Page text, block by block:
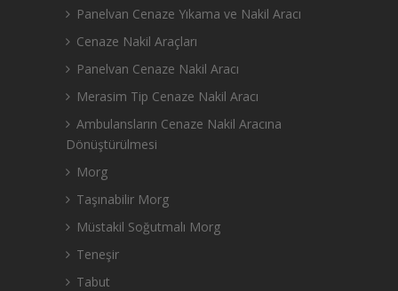
Panelvan Cenaze Yıkama ve Nakil Aracı
Cenaze Nakil Araçları
Panelvan Cenaze Nakil Aracı
Merasim Tip Cenaze Nakil Aracı
Ambulansların Cenaze Nakil Aracına
Dönüştürülmesi
Morg
Taşınabilir Morg
Müstakil Soğutmalı Morg
Teneşir
Tabut